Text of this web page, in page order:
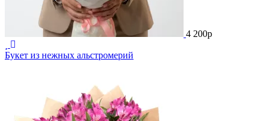
4 200p
Букет из нежных альстромерий